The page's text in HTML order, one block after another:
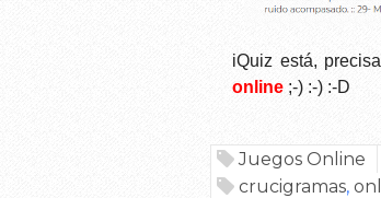
iQuiz está,
online ;-) :-) :-D
Juegos Online
crucigramas,